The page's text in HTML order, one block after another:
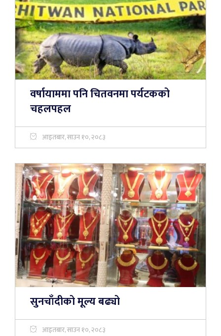
वर्षायाममा पनि चितवनमा पर्यटकको
चहलपहल
आइतबार, साउन १०, २०८३
सुनचाँदीको मूल्य बढ्यो
आइतबार, साउन १०, २०८३